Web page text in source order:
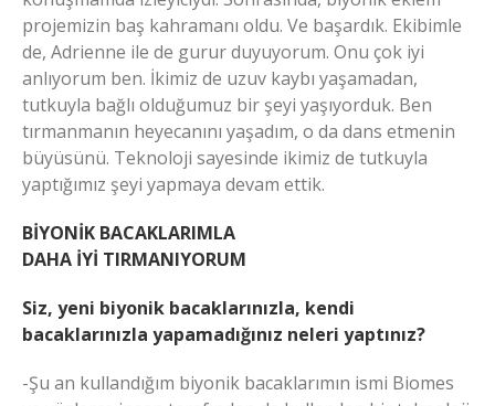
projemizin baş kahramanı oldu. Ve başardık. Ekibimle
de, Adrienne ile de gurur duyuyorum. Onu çok iyi
anlıyorum ben. İkimiz de uzuv kaybı yaşamadan,
tutkuyla bağlı olduğumuz bir şeyi yaşıyorduk. Ben
tırmanmanın heyecanını yaşadım, o da dans etmenin
büyüsünü. Teknoloji sayesinde ikimiz de tutkuyla
yaptığımız şeyi yapmaya devam ettik.
BİYONİK BACAKLARIMLA
DAHA İYİ TIRMANIYORUM
Siz, yeni biyonik bacaklarınızla, kendi
bacaklarınızla yapamadığınız neleri yaptınız?
-Şu an kullandığım biyonik bacaklarımın ismi Biomes